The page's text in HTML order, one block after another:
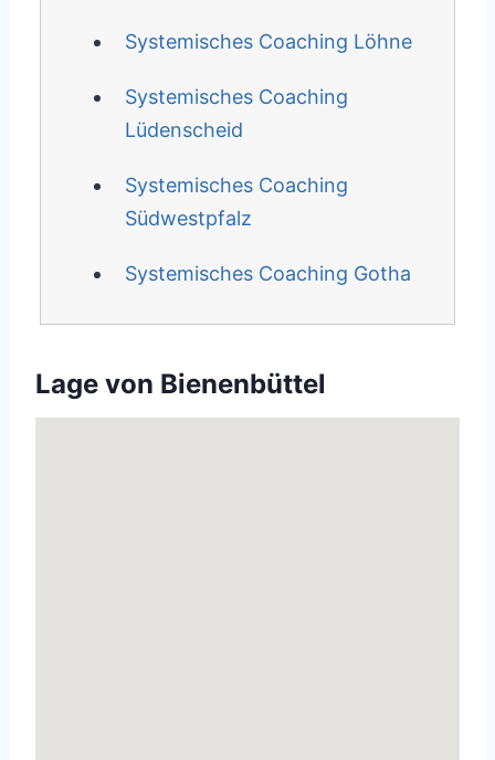
Systemisches Coaching Löhne
Systemisches Coaching
Lüdenscheid
Systemisches Coaching
Südwestpfalz
Systemisches Coaching Gotha
Lage von Bienenbüttel